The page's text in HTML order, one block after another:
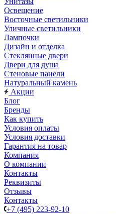
Освещение
Восточные светильники
Уличные светильники
Лампочки
Дизайн и отделка
Стеклянные двери
Двери для душа
Стеновые панели
Натуральный камень
Акции
Блог
Бренды
Как купить
Условия оплаты
Условия доставки
Гарантия на товар
Компания
О компании
Контакты
Реквизиты
Отзывы
Контакты
+7 (495) 223-92-10